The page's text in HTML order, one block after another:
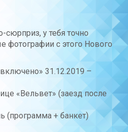
у тебя точно
фотографии с этого Нового
31.12.2019 –
«Вельвет» (заезд после
(программа + банкет)